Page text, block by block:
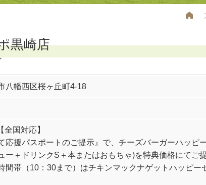
黒崎店
八幡西区桜ヶ丘町4-18
全国対応】
応援パスポートのご提示』で、チーズバーガーハッピ
ー＋ドリンクS＋本またはおもちゃ)を特典価格にてご
間帯（10：30まで）はチキンマックナゲットハッピー